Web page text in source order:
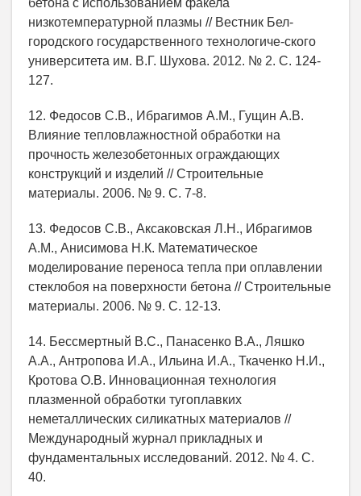
низкотемпературной плазмы // Вестник Бел-
городского государственного технологиче-ского
университета им. В.Г. Шухова. 2012. № 2. С. 124-
127.
12. Федосов С.В., Ибрагимов A.M., Гущин А.В.
Влияние тепловлажностной обработки на
прочность железобетонных ограждающих
конструкций и изделий // Строительные
материалы. 2006. № 9. С. 7-8.
13. Федосов С.В., Аксаковская Л.Н., Ибрагимов
A.M., Анисимова Н.К. Математическое
моделирование переноса тепла при оплавлении
стеклобоя на поверхности бетона // Строительные
материалы. 2006. № 9. С. 12-13.
14. Бессмертный В.С., Панасенко В.А., Ляшко
А.А., Антропова И.А., Ильина И.А., Ткаченко Н.И.,
Кротова О.В. Инновационная технология
плазменной обработки тугоплавких
неметаллических силикатных материалов //
Международный журнал прикладных и
фундаментальных исследований. 2012. № 4. С.
40.